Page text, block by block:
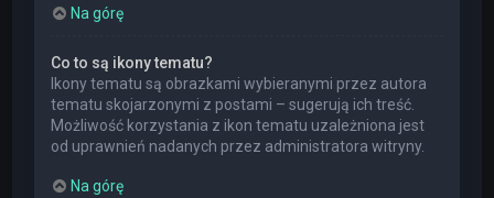
Na górę
Co to są ikony tematu?
Ikony tematu są obrazkami wybieranymi przez autora
tematu skojarzonymi z postami – sugerują ich treść.
Możliwość korzystania z ikon tematu uzależniona jest
od uprawnień nadanych przez administratora witryny.
Na górę